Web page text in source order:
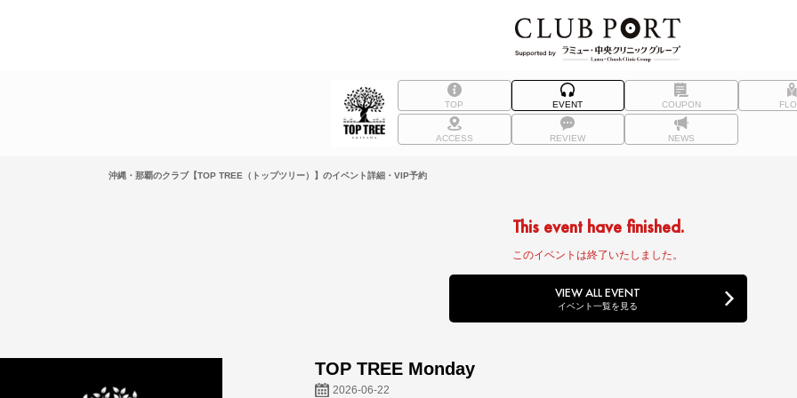
TOP EVENT COUPON
ACCESS REVIEW NEWS
沖縄・那覇のクラブ【TOP TREE（トップツリー）】のイベント詳細・VIP予約
This event have finished.
このイベントは終了いたしました。
VIEW ALL EVENT
イベント一覧を見る
TOP TREE Monday
2026-06-22